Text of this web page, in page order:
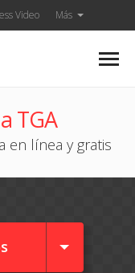
Video Más
TGA
en línea y gratis